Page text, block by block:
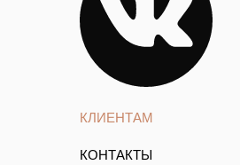
КЛИЕНТАМ
КОНТАКТЫ